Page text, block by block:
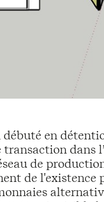
en
dans
de
de l'existence